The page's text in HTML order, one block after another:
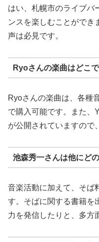
はい、札幌市のライブバ
ンスを楽しむことができ
声は必見です。
Ryoさんの楽曲はどこ
Ryoさんの楽曲は、各種
で購入可能です。また、
が公開されていますので
池森秀一さんは他にど
音楽活動に加えて、そば
す。そばに関する書籍を
力を発信したりと、多方